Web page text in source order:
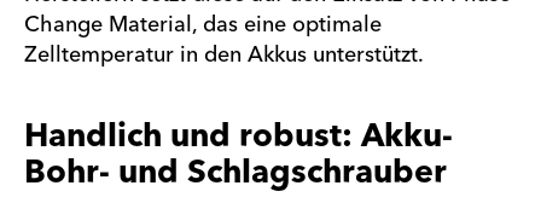
Change Material, das eine optimale
Zelltemperatur in den Akkus unterstützt.
Handlich und robust: Akku-
Bohr- und Schlagschrauber